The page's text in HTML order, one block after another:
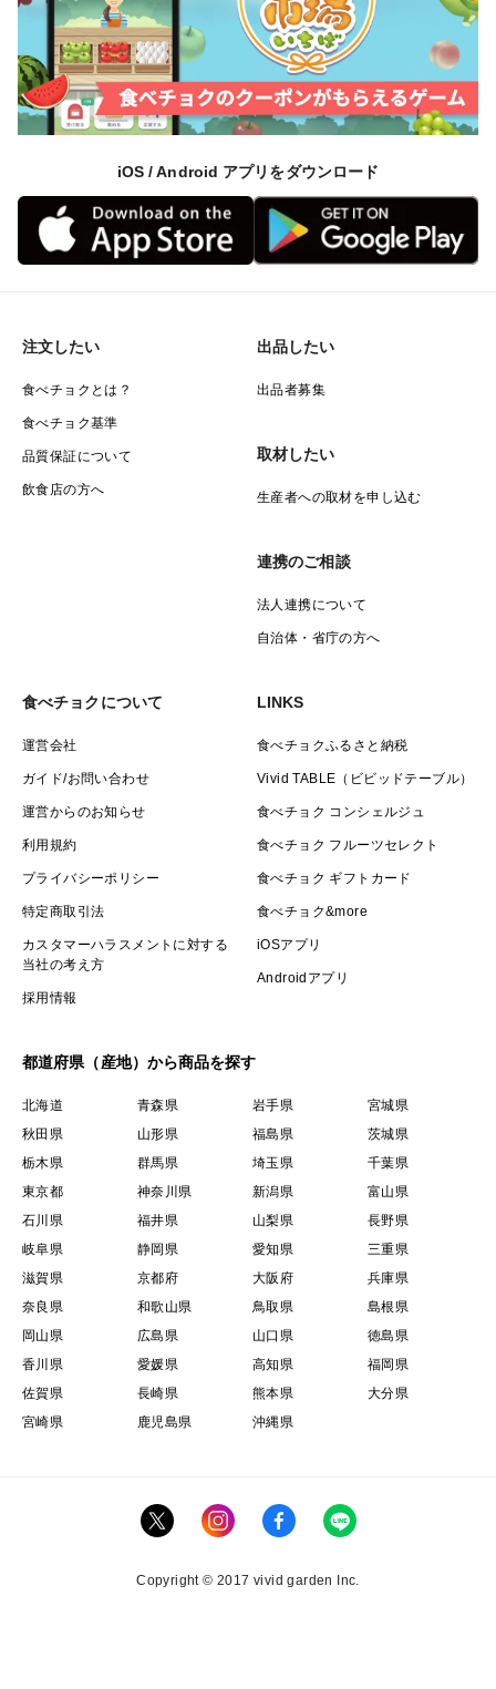
iOS / Android アプリをダウンロード
注文したい
食べチョクとは？
食べチョク基準
品質保証について
飲食店の方へ
出品したい
出品者募集
取材したい
生産者への取材を申し込む
連携のご相談
法人連携について
自治体・省庁の方へ
食べチョクについて
運営会社
ガイド/お問い合わせ
運営からのお知らせ
利用規約
プライバシーポリシー
特定商取引法
カスタマーハラスメントに対する
当社の考え方
採用情報
LINKS
食べチョクふるさと納税
Vivid TABLE（ビビッドテーブル）
食べチョク コンシェルジュ
食べチョク フルーツセレクト
食べチョク ギフトカード
食べチョク&more
iOSアプリ
Androidアプリ
都道府県（産地）から商品を探す
北海道 青森県 岩手県
宮城県
秋田県
山形県 福島県
茨城県
栃木県
群馬県 埼玉県
千葉県
東京都
神奈川県 新潟県
富山県
石川県
福井県 山梨県
長野県
岐阜県
静岡県 愛知県
三重県
滋賀県
京都府 大阪府
兵庫県
奈良県
和歌山県 鳥取県
島根県
岡山県
広島県 山口県
徳島県
香川県
愛媛県 高知県
福岡県
佐賀県
長崎県 熊本県
大分県
宮崎県
鹿児島県 沖縄県
Copyright © 2017 vivid garden Inc.